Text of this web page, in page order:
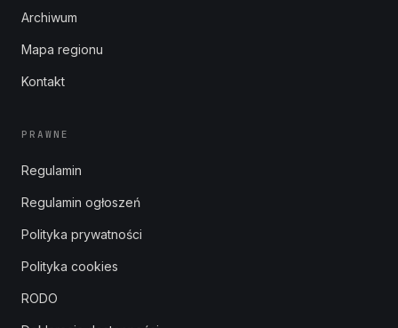
Archiwum
Mapa regionu
Kontakt
PRAWNE
Regulamin
Regulamin ogłoszeń
Polityka prywatności
Polityka cookies
RODO